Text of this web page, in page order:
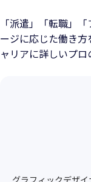
「派遣」「転職」
ージに応じた働き方
ャリアに詳しいプロ